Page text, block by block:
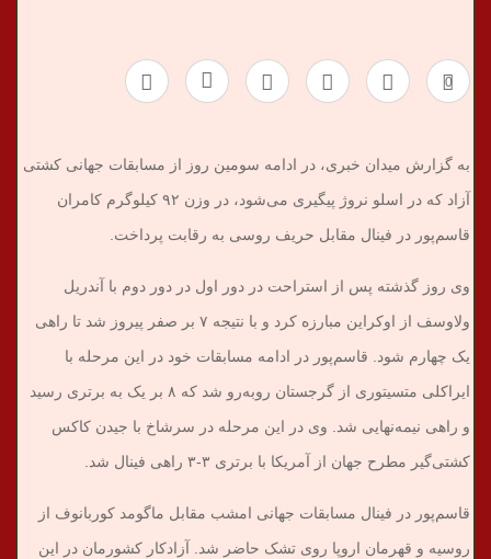
ر
ی
0
به گزارش میدان خبری، در ادامه سومین روز از مسابقات جهانی کشتی
آزاد که در اسلو نروژ پیگیری می‌شود، در وزن ۹۲ کیلوگرم کامران
قاسم‌پور در فینال مقابل حریف روسی به رقابت پرداخت.
وی روز گذشته پس از استراحت در دور اول در دور دوم با آندریل
ولاوسف از اوکراین مبارزه کرد و با نتیجه ۷ بر صفر پیروز شد تا راهی
یک چهارم شود. قاسم‌پور در ادامه مسابقات خود در این مرحله با
ایراکلی متسیتوری از گرجستان روبه‌رو شد که ۸ بر یک به برتری رسید
و راهی نیمه‌نهایی شد. وی در این مرحله در سرشاخ با جیدن کاکس
کشتی‌گیر مطرح جهان از آمریکا با برتری ۳-۳ راهی فینال شد.
قاسم‌پور در فینال مسابقات جهانی امشب مقابل ماگومد کوربانوف از
روسیه و قهرمان اروپا روی تشک حاضر شد. آزادکار کشورمان در این